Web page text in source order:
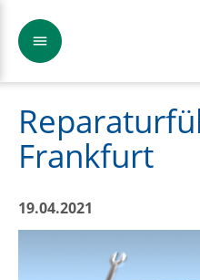
Frankfurt
19.04.2021